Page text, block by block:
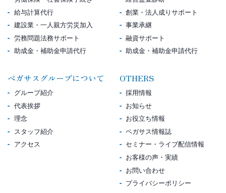
給与計算代行
建設業・一人親方労災加入
労務問題法務サポート
助成金・補助金申請代行
創業・法人成りサポート
事業承継
融資サポート
助成金・補助金申請代行
ペガサスグループについて
グループ紹介
代表挨拶
理念
スタッフ紹介
アクセス
OTHERS
採用情報
お知らせ
お役立ち情報
ペガサス情報誌
セミナー・ライブ配信情報
お客様の声・実績
お問い合わせ
プライバシーポリシー